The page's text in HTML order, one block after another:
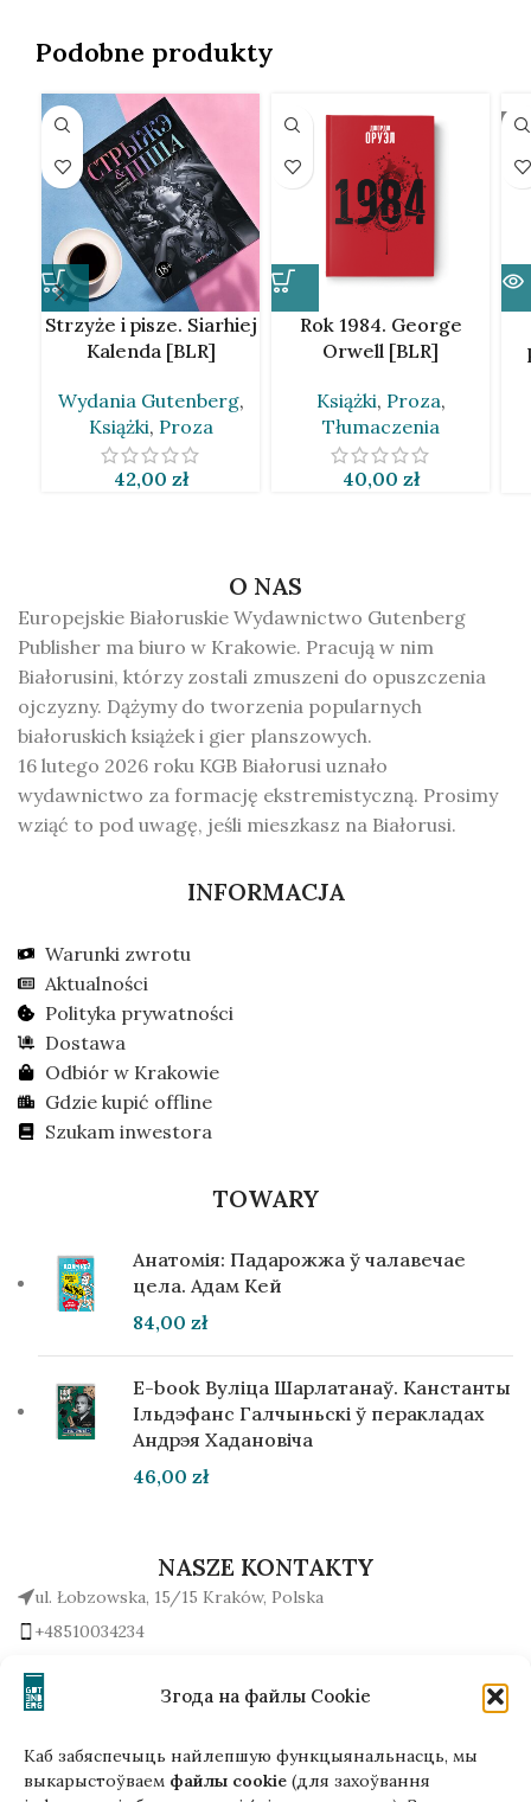
Згода на файлы Cookie
Каб забяспечыць найлепшую функцыянальнасць, мы
выкарыстоўваем файлы cookie (для захоўвання
Podobne produkty
Strzyże i pisze. Siarhiej
Kalenda [BLR]
Wydania Gutenberg,
Książki, Proza
42,00 zł
Rok 1984. George
Orwell [BLR]
Książki, Proza,
Tłumaczenia
40,00 zł
O NAS
Europejskie Białoruskie Wydawnictwo Gutenberg
Publisher ma biuro w Krakowie. Pracują w nim
Białorusini, którzy zostali zmuszeni do opuszczenia
ojczyzny. Dążymy do tworzenia popularnych
białoruskich książek i gier planszowych.
16 lutego 2026 roku KGB Białorusi uznało
wydawnictwo za formację ekstremistyczną. Prosimy
wziąć to pod uwagę, jeśli mieszkasz na Białorusi.
INFORMACJA
Warunki zwrotu
Aktualności
Polityka prywatności
Dostawa
Odbiór w Krakowie
Gdzie kupić offline
Szukam inwestora
TOWARY
Анатомія: Падарожжа ў чалавечае
цела. Адам Кей
84,00 zł
E-book Вуліца Шарлатанаў. Канстанты
Ільдэфанс Галчыньскі ў перакладах
Андрэя Хадановіча
46,00 zł
NASZE KONTAKTY
ul. Łobzowska, 15/15 Kraków, Polska
+48510034234
Napisz do nas!